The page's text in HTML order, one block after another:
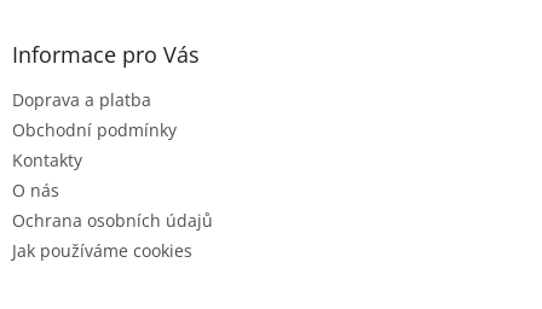
Informace pro Vás
Doprava a platba
Obchodní podmínky
Kontakty
O nás
Ochrana osobních údajů
Jak používáme cookies